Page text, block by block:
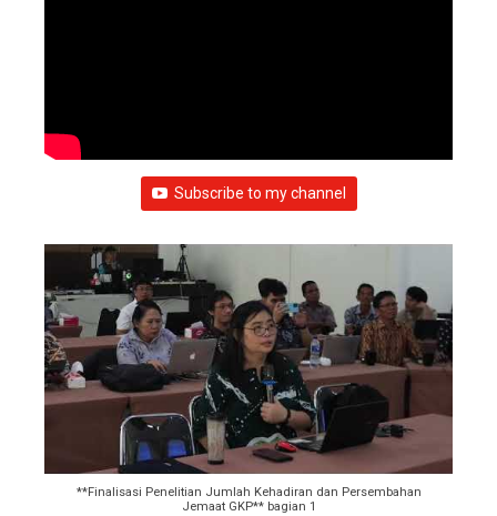
Subscribe to my channel
**Finalisasi Penelitian Jumlah Kehadiran dan Persembahan
Jemaat GKP** bagian 1